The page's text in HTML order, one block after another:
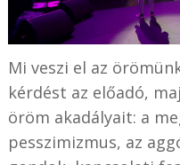
Mi veszi el az
kérdést az előadó,
öröm akadályait: a
pesszimizmus, az